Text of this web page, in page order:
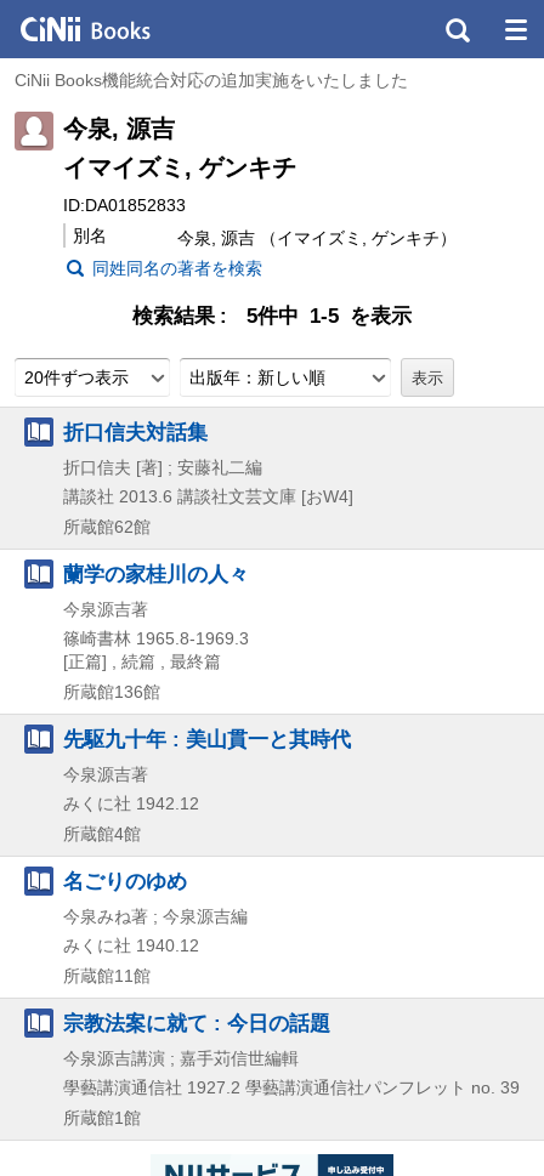
CiNii Books機能統合対応の追加実施をいたしました
今泉, 源吉
イマイズミ, ゲンキチ
ID:DA01852833
別名
今泉, 源吉 （イマイズミ, ゲンキチ）
同姓同名の著者を検索
検索結果 5件中 1-5 を表示
20件ずつ表示 出版年：新しい順
折口信夫対話集
折口信夫 [著] ; 安藤礼二編
講談社 2013.6 講談社文芸文庫 [おW4]
所蔵館62館
蘭学の家桂川の人々
今泉源吉著
篠崎書林 1965.8-1969.3
[正篇] , 続篇 , 最終篇
所蔵館136館
先駆九十年 : 美山貫一と其時代
今泉源吉著
みくに社 1942.12
所蔵館4館
名ごりのゆめ
今泉みね著 ; 今泉源吉編
みくに社 1940.12
所蔵館11館
宗教法案に就て : 今日の話題
今泉源吉講演 ; 嘉手苅信世編輯
學藝講演通信社 1927.2 學藝講演通信社パンフレット no. 39
所蔵館1館